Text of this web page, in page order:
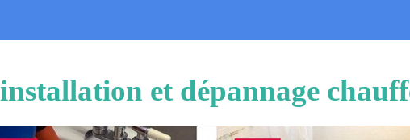
installation et dépannage